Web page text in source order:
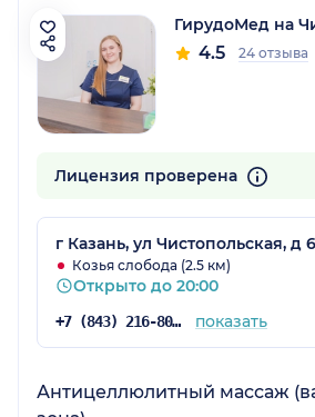
ГирудоМед на
4.5 24 отзыва
Лицензия проверена
г Казань, ул Чистопольская, д
Козья слобода (2.5 км)
Открыто до 20:00
+7 (843) 216-80-26 показать
Антицеллюлитный массаж